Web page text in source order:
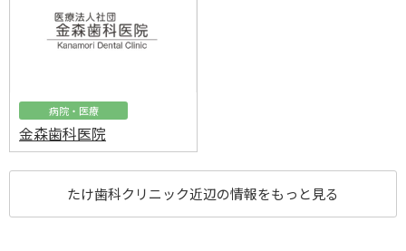
病院・医療
金森歯科医院
たけ歯科クリニック近辺の情報をもっと見る